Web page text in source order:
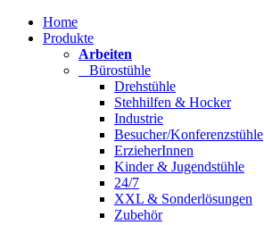
Home
Produkte
Arbeiten
Bürostühle
Drehstühle
Stehhilfen & Hocker
Industrie
Besucher/Konferenzstühle
ErzieherInnen
Kinder & Jugendstühle
24/7
XXL & Sonderlösungen
Zubehör